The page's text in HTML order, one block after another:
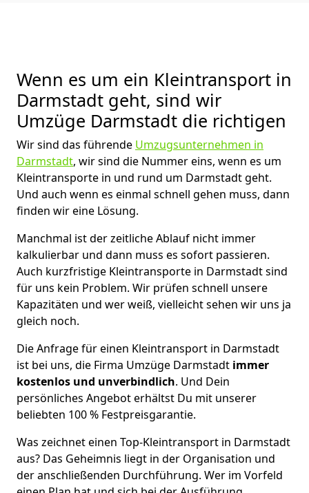
Wenn es um ein Kleintransport in
Darmstadt geht, sind wir
Umzüge Darmstadt die richtigen
Wir sind das führende Umzugsunternehmen in
Darmstadt, wir sind die Nummer eins, wenn es um
Kleintransporte in und rund um Darmstadt geht.
Und auch wenn es einmal schnell gehen muss, dann
finden wir eine Lösung.
Manchmal ist der zeitliche Ablauf nicht immer
kalkulierbar und dann muss es sofort passieren.
Auch kurzfristige Kleintransporte in Darmstadt sind
für uns kein Problem. Wir prüfen schnell unsere
Kapazitäten und wer weiß, vielleicht sehen wir uns ja
gleich noch.
Die Anfrage für einen Kleintransport in Darmstadt
ist bei uns, die Firma Umzüge Darmstadt immer
kostenlos und unverbindlich. Und Dein
persönliches Angebot erhältst Du mit unserer
beliebten 100 % Festpreisgarantie.
Was zeichnet einen Top-Kleintransport in Darmstadt
aus? Das Geheimnis liegt in der Organisation und
der anschließenden Durchführung. Wer im Vorfeld